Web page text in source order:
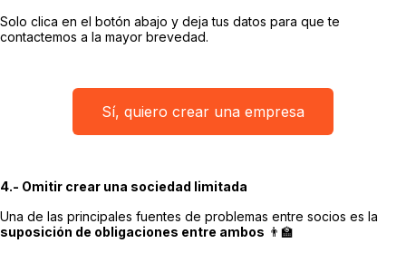
Solo clica en el botón abajo y deja tus datos para que te
contactemos a la mayor brevedad.
Sí, quiero crear una empresa
4.- Omitir crear una sociedad limitada
Una de las principales fuentes de problemas entre socios es la
suposición de obligaciones entre ambos 👨‍🏫